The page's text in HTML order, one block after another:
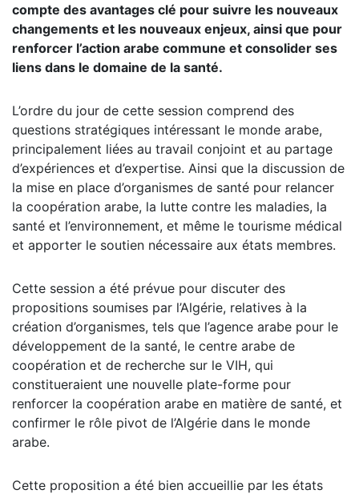
compte des avantages clé pour suivre les nouveaux
changements et les nouveaux enjeux, ainsi que pour
renforcer l’action arabe commune et consolider ses
liens dans le domaine de la santé.
L’ordre du jour de cette session comprend des
questions stratégiques intéressant le monde arabe,
principalement liées au travail conjoint et au partage
d’expériences et d’expertise. Ainsi que la discussion de
la mise en place d’organismes de santé pour relancer
la coopération arabe, la lutte contre les maladies, la
santé et l’environnement, et même le tourisme médical
et apporter le soutien nécessaire aux états membres.
Cette session a été prévue pour discuter des
propositions soumises par l’Algérie, relatives à la
création d’organismes, tels que l’agence arabe pour le
développement de la santé, le centre arabe de
coopération et de recherche sur le VIH, qui
constitueraient une nouvelle plate-forme pour
renforcer la coopération arabe en matière de santé, et
confirmer le rôle pivot de l’Algérie dans le monde
arabe.
Cette proposition a été bien accueillie par les états